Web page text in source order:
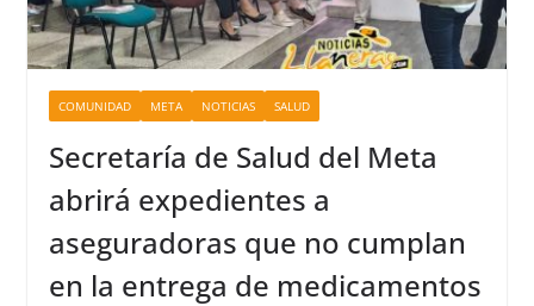
COMUNIDAD META NOTICIAS SALUD
Secretaría de Salud del Meta
abrirá expedientes a
aseguradoras que no cumplan
en la entrega de medicamentos